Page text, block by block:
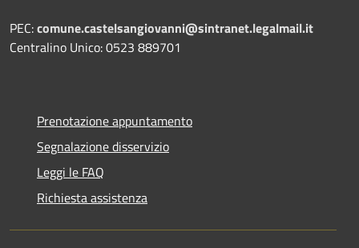
PEC:comune.castelsangiovanni@sintranet.legalmail.it
Centralino Unico: 0523 889701
Prenotazione appuntamento
Segnalazione disservizio
Leggi le FAQ
Richiesta assistenza